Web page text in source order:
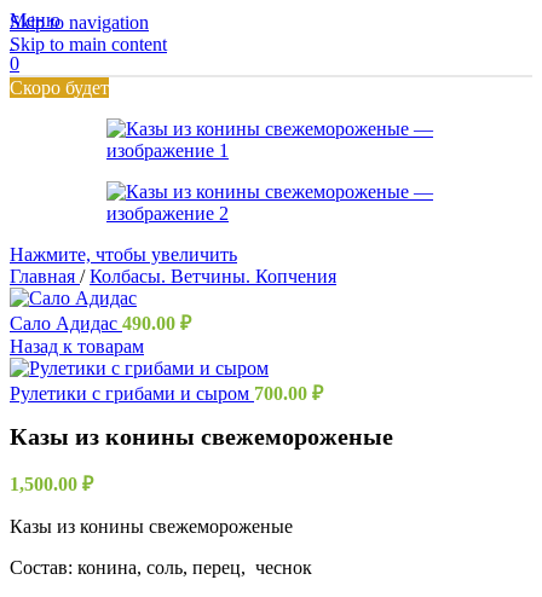
Skip to navigation
Skip to main content
Меню
0
Скоро будет
Нажмите, чтобы увеличить
Главная / Колбасы. Ветчины. Копчения
Сало Адидас 490.00 ₽
Назад к товарам
Рулетики с грибами и сыром 700.00 ₽
Казы из конины свежемороженые
1,500.00 ₽
Казы из конины свежемороженые
Состав: конина, соль, перец, чеснок